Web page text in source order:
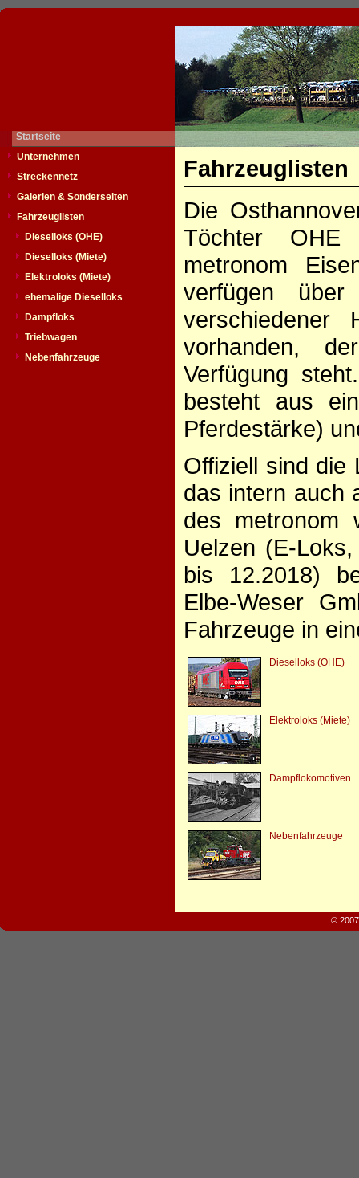
Startseite
Unternehmen
Streckennetz
Galerien & Sonderseiten
Fahrzeuglisten
Dieselloks (OHE)
Dieselloks (Miete)
Elektroloks (Miete)
ehemalige Dieselloks
Dampfloks
Triebwagen
Nebenfahrzeuge
Fahrzeuglisten
Die
Töchter OHE
metronom
verfügen über
verschiedener
vorhanden,
Verfügung
besteht aus
Pferdestärke)
Offiziell sind die
das intern auch
des metronom
Uelzen (E-
bis 12.2018)
Elbe-Weser
Fahrzeuge in
Dieselloks (OHE)
Elektroloks (Miete)
Dampflokomotiven
Nebenfahrzeuge
©